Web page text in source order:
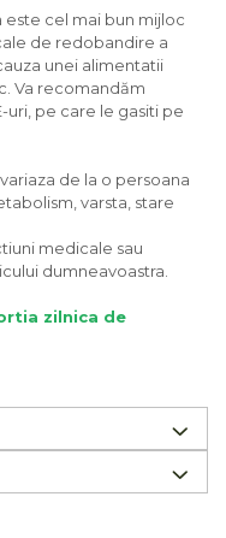
cel mai bun mijloc
de redobandire a
unei alimentatii
Va recomandăm
pe care le gasiti pe
de la o persoana
varsta, stare
medicale sau
dumneavoastra.
zilnica de